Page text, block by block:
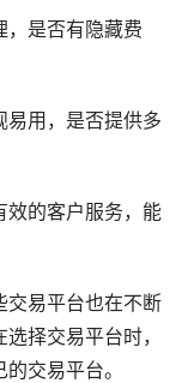
，是否有隐藏费
易用，是否提供多
效的客户服务，能
交易平台也在不断
择交易平台时，
交易平台。